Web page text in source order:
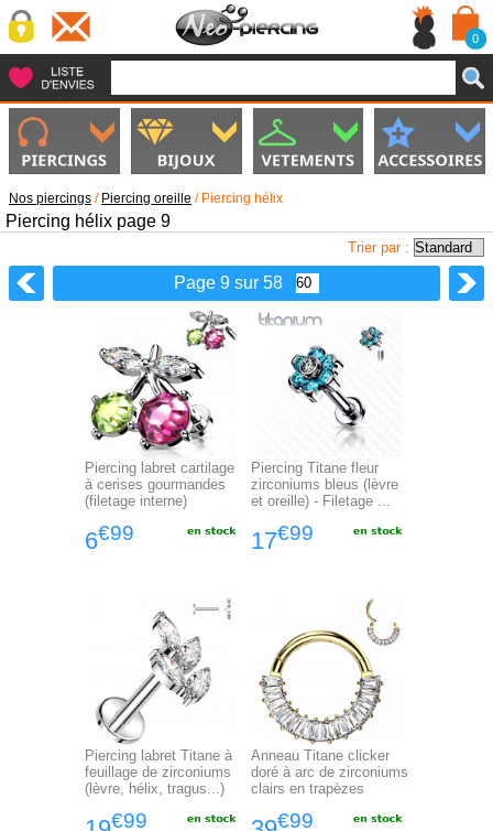
0
Nos piercings / Piercing oreille / Piercing hélix
Piercing hélix page 9
Trier par :
Page 9 sur 58
Piercing labret cartilage
à cerises gourmandes
(filetage interne)
6€99
Piercing Titane fleur
zirconiums bleus (lèvre
et oreille) - Filetage ...
17€99
Piercing labret Titane à
feuillage de zirconiums
(lèvre, hélix, tragus...)
€99
Anneau Titane clicker
doré à arc de zirconiums
clairs en trapèzes
€99